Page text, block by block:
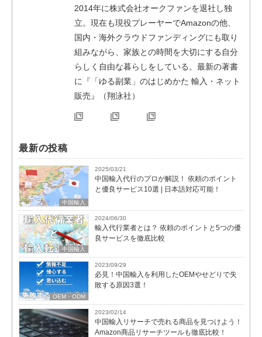
2014年に株式会社オークファンを退社し独
立。現在も現役プレーヤーでAmazonの他、
国内・海外クラウドファンディングにも取り
組みながら、家族との時間を大切にする自分
らしく自由な暮らしをしている。最新の著書
に『「ゆる副業」のはじめかた 輸入・ネット
販売』（翔泳社）
最新の投稿
中国輸入
2025/03/21
中国輸入代行のプロが解説！ 依頼のポイント
と優良サービス10選 | 日本語対応可能！
中国輸入
2024/06/30
輸入代行業者とは？ 依頼のポイントと5つの優
良サービスを徹底比較
OEM・ODM
2023/09/29
必見！中国輸入を利用したOEMやせどりで失
敗する原因3選！
2023/02/14
中国輸入リサーチで売れる商品を見つけよう！
Amazon商品リサーチツールも徹底比較！